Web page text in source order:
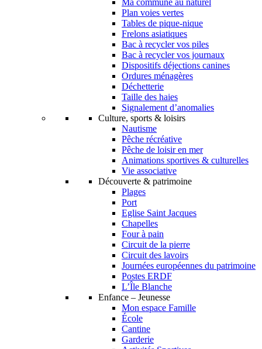
Ma commune au naturel
Plan voies vertes
Tables de pique-nique
Frelons asiatiques
Bac à recycler vos piles
Bac à recycler vos journaux
Dispositifs déjections canines
Ordures ménagères
Déchetterie
Taille des haies
Signalement d’anomalies
Culture, sports & loisirs
Nautisme
Pêche récréative
Pêche de loisir en mer
Animations sportives & culturelles
Vie associative
Découverte & patrimoine
Plages
Port
Eglise Saint Jacques
Chapelles
Four à pain
Circuit de la pierre
Circuit des lavoirs
Journées européennes du patrimoine
Postes ERDF
L’Île Blanche
Enfance – Jeunesse
Mon espace Famille
École
Cantine
Garderie